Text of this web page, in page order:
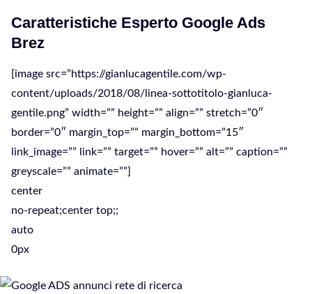
Caratteristiche Esperto Google Ads
Brez
[image src=”https://gianlucagentile.com/wp-
content/uploads/2018/08/linea-sottotitolo-gianluca-
gentile.png” width=”” height=”” align=”” stretch=”0″
border=”0″ margin_top=”” margin_bottom=”15″
link_image=”” link=”” target=”” hover=”” alt=”” caption=””
greyscale=”” animate=””]
center
no-repeat;center top;;
auto
0px